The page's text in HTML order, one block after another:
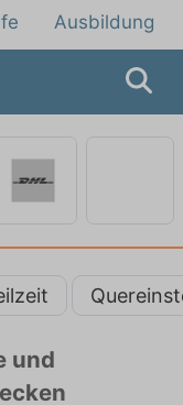
Ausbildung
und